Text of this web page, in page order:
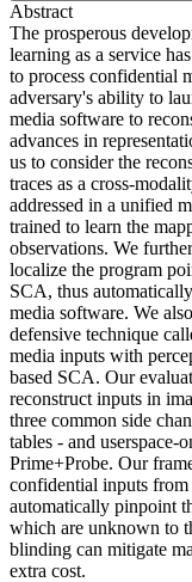
Abstract
The prosperous
learning as a service
to process confidential
adversary's ability to
media software to
advances in
us to consider the
traces as a cross-
addressed in a unified
trained to learn the
observations. We
localize the program
SCA, thus
media software. We
defensive technique
media inputs with
based SCA. Our
reconstruct inputs in
three common side
tables - and userspace-
Prime+Probe. Our
confidential inputs from
automatically pinpoint
which are unknown to
blinding can mitigate
extra cost.